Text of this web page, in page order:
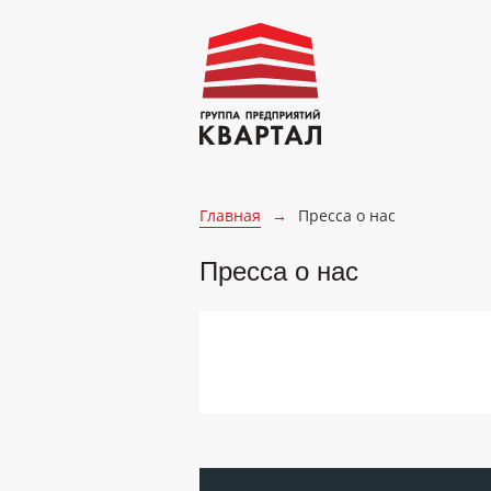
Главная → Пресса о нас
Пресса о нас